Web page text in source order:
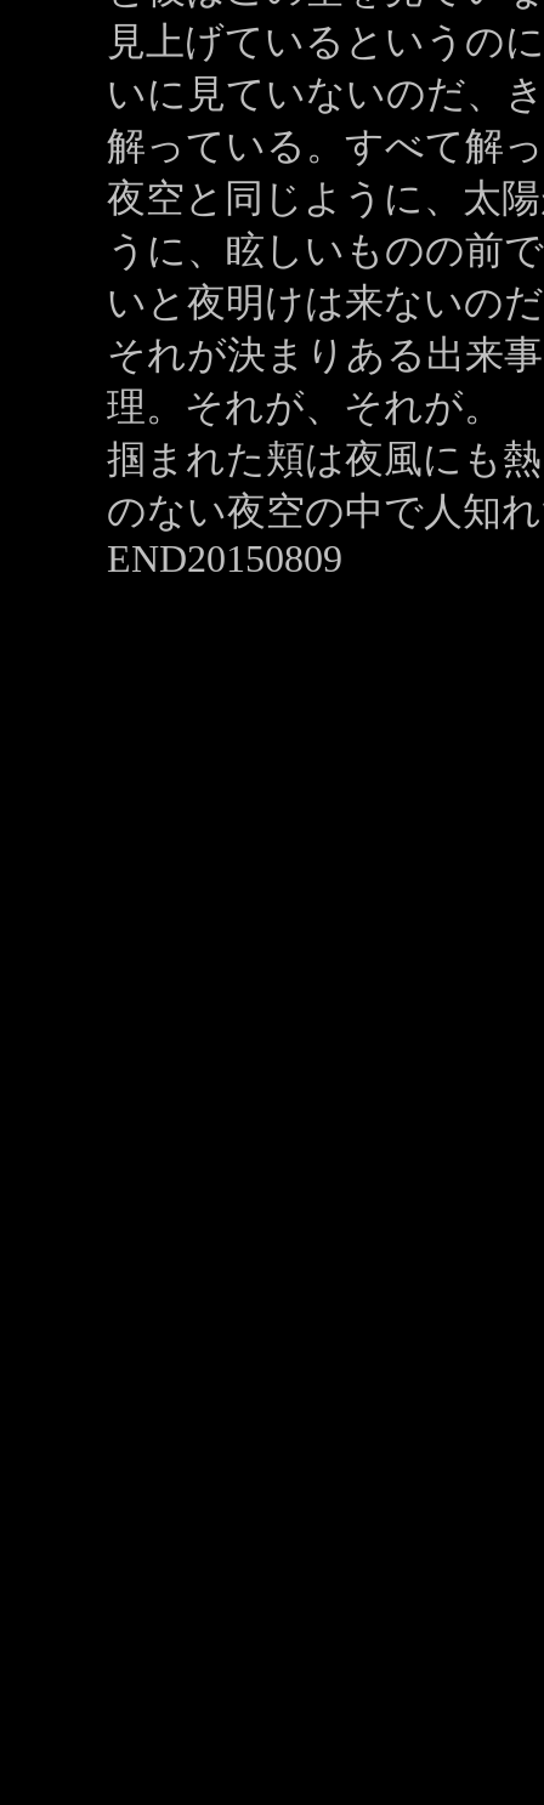
見上げているというの
いに見ていないのだ、
解っている。すべて解
夜空と同じように、太
うに、眩しいものの前
いと夜明けは来ないの
それが決まりある出来
理。それが、それが。
掴まれた頬は夜風にも
のない夜空の中で人知
END20150809